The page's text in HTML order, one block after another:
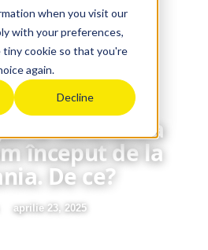
when you visit our
with your preferences,
cookie so that you're
again.
Decline
la facultatea
început de la
De ce?
aprilie 23, 2025